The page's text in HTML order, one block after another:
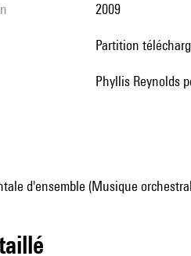
2009
partition
Phyllis Reynolds
d'ensemble (Musique